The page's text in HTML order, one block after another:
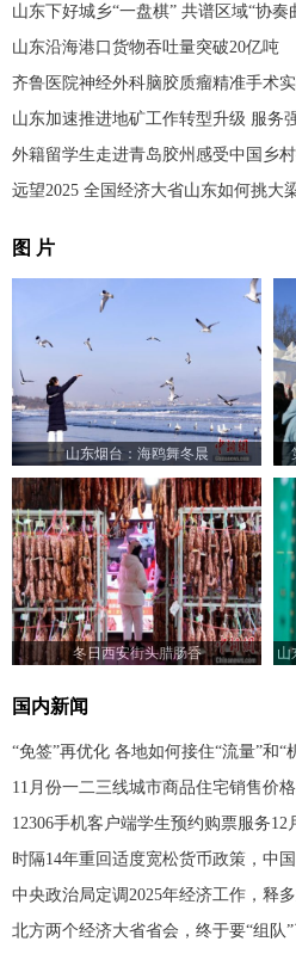
山东下好城乡“一盘棋” 共谱区域“协奏
山东沿海港口货物吞吐量突破20亿吨
齐鲁医院神经外科脑胶质瘤精准手术
山东加速推进地矿工作转型升级 服务
外籍留学生走进青岛胶州感受中国乡
远望2025 全国经济大省山东如何挑大
图 片
山东烟台：海鸥舞冬晨
冬日西安街头腊肠香
山
国内新闻
“免签”再优化 各地如何接住“流量”和“
11月份一二三线城市商品住宅销售价
12306手机客户端学生预约购票服务12
时隔14年重回适度宽松货币政策，中
中央政治局定调2025年经济工作，释
北方两个经济大省省会，终于要“组队”